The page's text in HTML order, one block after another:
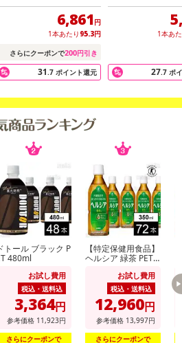
けはできませんので、ご了承くださ
ー】
リーに、凍らせるとシャリシャリ食感の
食感を楽しめます。
、熱中症対策にもぴったりです。
合し、しっかりとした果実感を感じ
6,861 円
1本あたり 95.3円
さらにクーポンで200円引き
31.7 ポイント還元
1本あ
27.7 ポ
トール ブラック P
480ml
お試し費用
税込・送料込
3,364円
参考価格 11,923円
さらにクーポンで
【特定保健用食品】
ヘルシア 緑茶 PET
お試し費用
税込・送料込
12,960円
参考価格 13,997円
さらにクーポンで